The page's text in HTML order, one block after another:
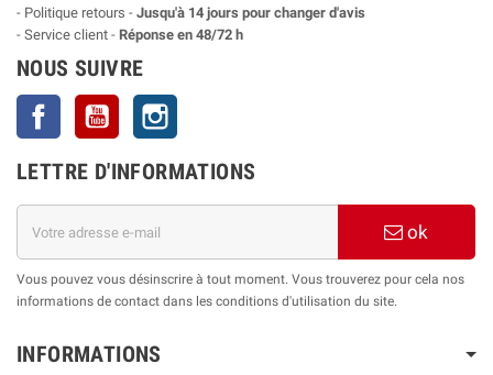
- Politique retours - Jusqu'à 14 jours pour changer d'avis
- Service client - Réponse en 48/72 h
NOUS SUIVRE
Facebook YouTube
LETTRE D'INFORMATIONS
ok
Vous pouvez vous désinscrire à tout moment. Vous trouverez pour cela nos
informations de contact dans les conditions d'utilisation du site.
INFORMATIONS